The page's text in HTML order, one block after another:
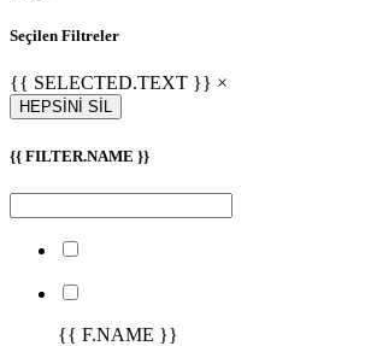
Seçilen Filtreler
{{ SELECTED.TEXT }} ×
HEPSİNİ SİL
{{ FILTER.NAME }}
{{ F.NAME }}